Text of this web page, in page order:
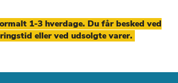
1-3 hverdage. Du får besked ved
eller ved udsolgte varer.